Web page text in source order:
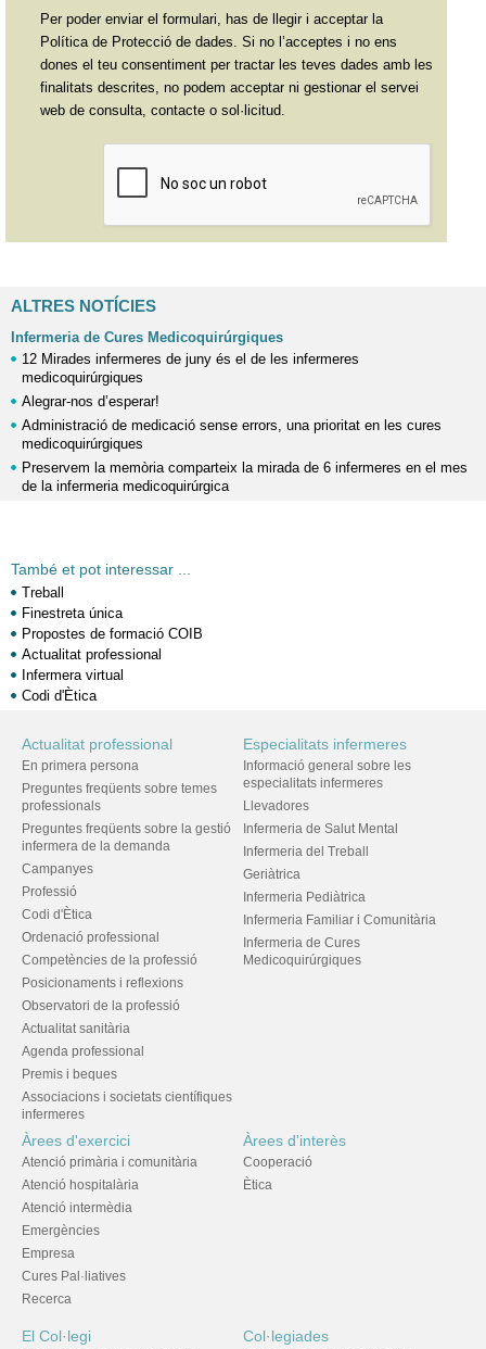
Per poder enviar el formulari, has de llegir i acceptar la
Política de Protecció de dades. Si no l’acceptes i no ens
dones el teu consentiment per tractar les teves dades amb les
finalitats descrites, no podem acceptar ni gestionar el servei
web de consulta, contacte o sol·licitud.
ALTRES NOTÍCIES
Infermeria de Cures Medicoquirúrgiques
12 Mirades infermeres de juny és el de les infermeres
medicoquirúrgiques
Alegrar-nos d’esperar!
Administració de medicació sense errors, una prioritat en les cures
medicoquirúrgiques
Preservem la memòria comparteix la mirada de 6 infermeres en el mes
de la infermeria medicoquirúrgica
També et pot interessar ...
Treball
Finestreta única
Propostes de formació COIB
Actualitat professional
Infermera virtual
Codi d'Ètica
Actualitat professional
En primera persona
Preguntes freqüents sobre temes
professionals
Preguntes freqüents sobre la gestió
infermera de la demanda
Campanyes
Professió
Codi d'Ètica
Ordenació professional
Competències de la professió
Posicionaments i reflexions
Observatori de la professió
Actualitat sanitària
Agenda professional
Premis i beques
Associacions i societats científiques
infermeres
Especialitats infermeres
Informació general sobre les
especialitats infermeres
Llevadores
Infermeria de Salut Mental
Infermeria del Treball
Geriàtrica
Infermeria Pediàtrica
Infermeria Familiar i Comunitària
Infermeria de Cures
Medicoquirúrgiques
Àrees d'exercici
Atenció primària i comunitària
Atenció hospitalària
Atenció intermèdia
Emergències
Empresa
Cures Pal·liatives
Recerca
Àrees d'interès
Cooperació
Ètica
El Col·legi Col·legiades